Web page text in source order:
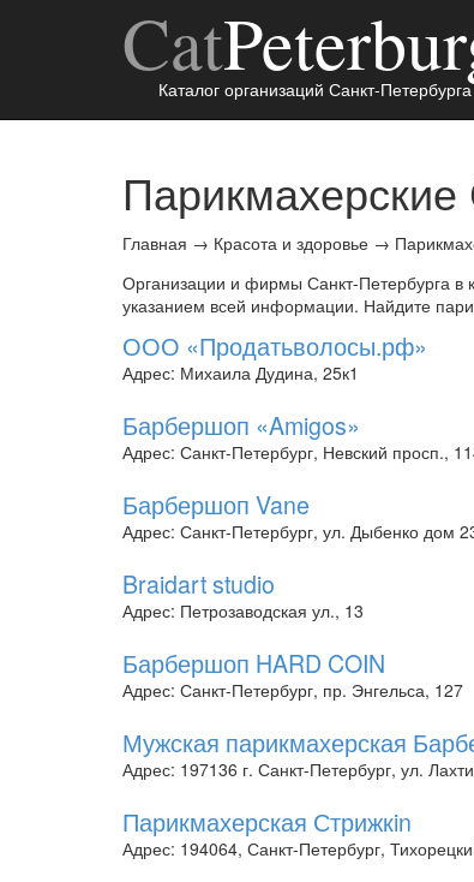
Cat
Каталог организаций Санкт-Петербурга
Парикмахерские
Главная → Красота и здоровье →
Организации и фирмы Санкт-Петербурга
указанием всей информации. Найдите
ООО «Продатьволосы.рф»
Адрес: Михаила Дудина, 25к1
Барбершоп «Amigos»
Адрес: Санкт-Петербург, Невский просп.,
Барбершоп Vane
Адрес: Санкт-Петербург, ул. Дыбенко дом
Braidart studio
Адрес: Петрозаводская ул., 13
Барбершоп HARD COIN
Адрес: Санкт-Петербург, пр. Энгельса, 127
Мужская парикмахерская
Адрес: 197136 г. Санкт-Петербург, ул.
Парикмахерская Стрижкin
Адрес: 194064, Санкт-Петербург,